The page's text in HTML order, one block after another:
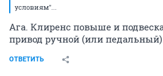
условиям"...
Ага. Клиренс повыше и
привод ручной (или
ОТВЕТИТЬ